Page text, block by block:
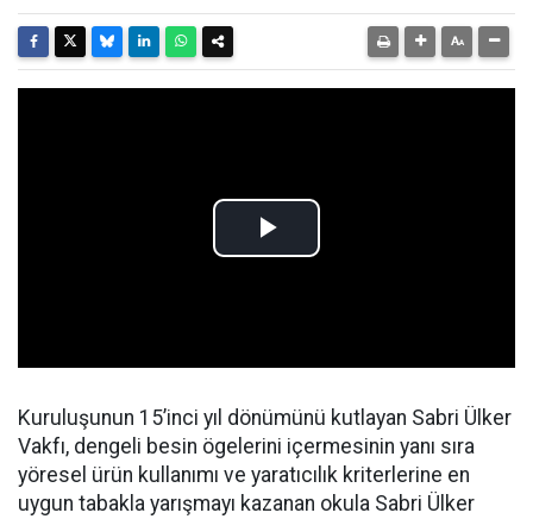
Kuruluşunun 15’inci yıl dönümünü kutlayan Sabri Ülker
Vakfı, dengeli besin ögelerini içermesinin yanı sıra
yöresel ürün kullanımı ve yaratıcılık kriterlerine en
uygun tabakla yarışmayı kazanan okula Sabri Ülker